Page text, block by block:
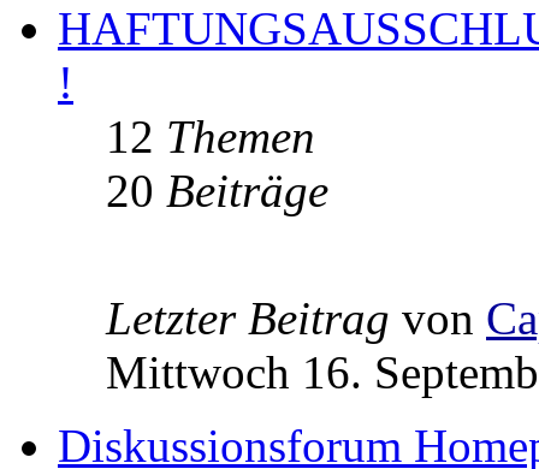
!
12 Themen
20 Beiträge
Letzter Beitrag von
Mittwoch 16.
Diskussionsforum